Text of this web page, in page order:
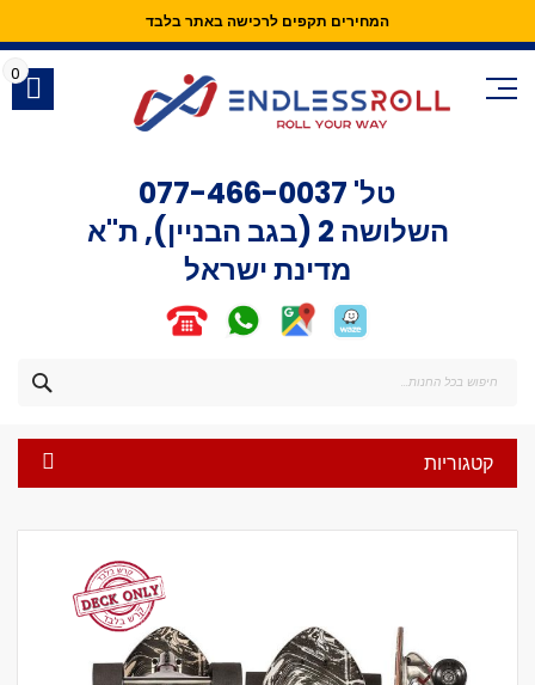
המחירים תקפים לרכישה באתר בלבד
Skip
Content
טל' 077-466-0037
השלושה 2 (בגב הבניין), ת"א
מדינת ישראל
0
קטגוריות